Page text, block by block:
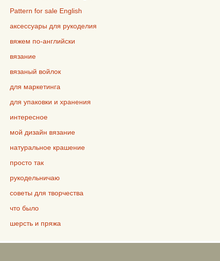
Pattern for sale English
аксессуары для рукоделия
вяжем по-английски
вязание
вязаный войлок
для маркетинга
для упаковки и хранения
интересное
мой дизайн вязание
натуральное крашение
просто так
рукодельничаю
советы для творчества
что было
шерсть и пряжа